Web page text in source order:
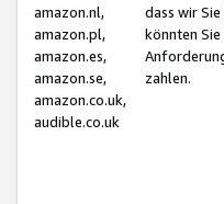
amazon.nl,
amazon.pl,
amazon.es,
amazon.se,
amazon.co.uk,
audible.co.uk
dass wir
könnten
zahlen.